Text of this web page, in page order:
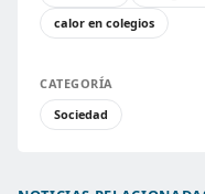
calor en colegios
CATEGORÍA
Sociedad